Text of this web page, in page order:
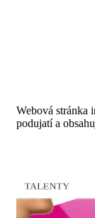
Webová stránka
podujatí a